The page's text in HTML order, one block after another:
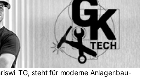
TG, steht für moderne Anlagenbau-